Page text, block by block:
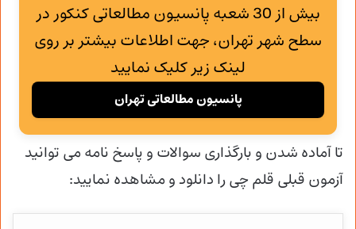
بیش از 30 شعبه پانسیون مطالعاتی کنکور در
سطح شهر تهران، جهت اطلاعات بیشتر بر روی
لینک زیر کلیک نمایید
پانسیون مطالعاتی تهران
تا آماده شدن و بارگذاری سوالات و پاسخ نامه می توانید
آزمون قبلی قلم چی را دانلود و مشاهده نمایید: